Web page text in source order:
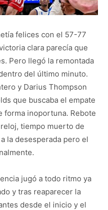
felices con el 57-77
clara parecía que
Pero llegó la remontada
del último minuto.
y Darius Thompson
que buscaba el empate
forma inoportuna. Rebote
tiempo muerto de
la desesperada pero el
jugó a todo ritmo ya
y tras reaparecer la
desde el inicio y el